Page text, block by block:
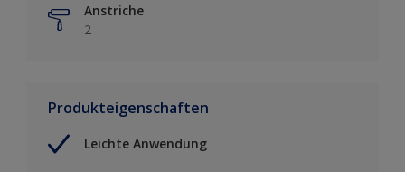
Anstriche
2
Produkteigenschaften
Leichte Anwendung